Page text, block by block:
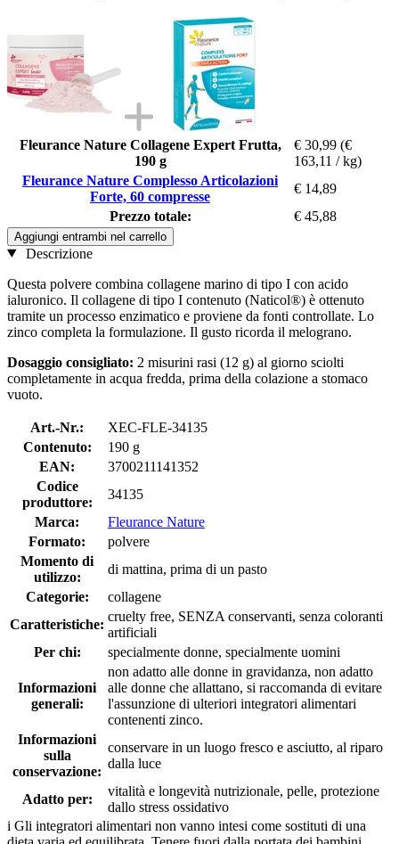
Fleurance Nature Collagene Expert Frutta,
190 g
€ 30,99 (€
163,11 / kg)
Fleurance Nature Complesso Articolazioni
Forte, 60 compresse
€ 14,89
Prezzo totale:
€ 45,88
Aggiungi entrambi nel carrello
Descrizione
Questa polvere combina collagene marino di tipo I con acido
ialuronico. Il collagene di tipo I contenuto (Naticol®) è ottenuto
tramite un processo enzimatico e proviene da fonti controllate. Lo
zinco completa la formulazione. Il gusto ricorda il melograno.
Dosaggio consigliato: 2 misurini rasi (12 g) al giorno sciolti
completamente in acqua fredda, prima della colazione a stomaco
vuoto.
Art.-Nr.:
XEC-FLE-34135
Contenuto:
190 g
EAN:
3700211141352
Codice
produttore:
34135
Marca:
Fleurance Nature
Formato:
polvere
Momento di
utilizzo:
di mattina, prima di un pasto
Categorie:
collagene
Caratteristiche:
cruelty free, SENZA conservanti, senza coloranti
artificiali
Per chi:
specialmente donne, specialmente uomini
Informazioni
generali:
non adatto alle donne in gravidanza, non adatto
alle donne che allattano, si raccomanda di evitare
l'assunzione di ulteriori integratori alimentari
contenenti zinco.
Informazioni
sulla
conservazione:
conservare in un luogo fresco e asciutto, al riparo
dalla luce
Adatto per:
vitalità e longevità nutrizionale, pelle, protezione
dallo stress ossidativo
i Gli integratori alimentari non vanno intesi come sostituti di una